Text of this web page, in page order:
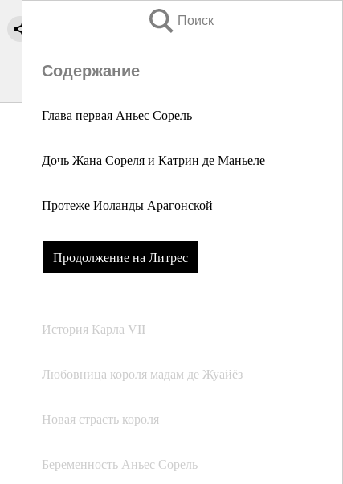
Поиск
Содержание
Глава первая Аньес Сорель
Дочь Жана Сореля и Катрин де Маньеле
Протеже Иоланды Арагонской
Продолжение на Литрес
История Карла VII
Любовница короля мадам де Жуайёз
Новая страсть короля
Беременность Аньес Сорель